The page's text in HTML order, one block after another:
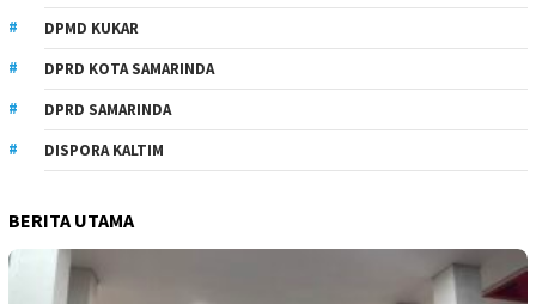
DPMD KUKAR
DPRD KOTA SAMARINDA
DPRD SAMARINDA
DISPORA KALTIM
BERITA UTAMA